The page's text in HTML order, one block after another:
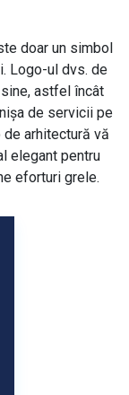
doar un simbol
Logo-ul dvs. de
astfel încât
de servicii pe
arhitectură vă
elegant pentru
eforturi grele.